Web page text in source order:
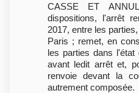
CASSE ET
dispositions, l'arrêt
2017, entre les
Paris ; remet, en
les parties dans l'état
avant ledit arrêt et,
renvoie devant la
autrement composée.